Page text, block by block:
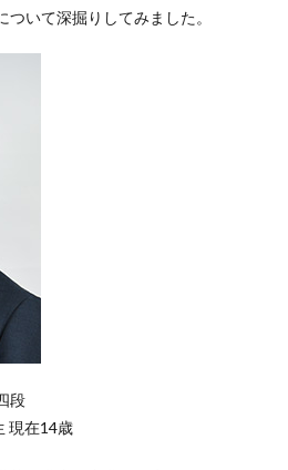
いて深掘りしてみました。
段
現在14歳